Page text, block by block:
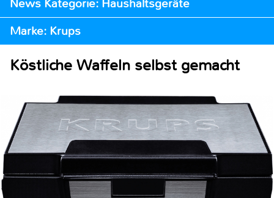
News Kategorie: Haushaltsgeräte
Marke: Krups
Köstliche Waffeln selbst gemacht